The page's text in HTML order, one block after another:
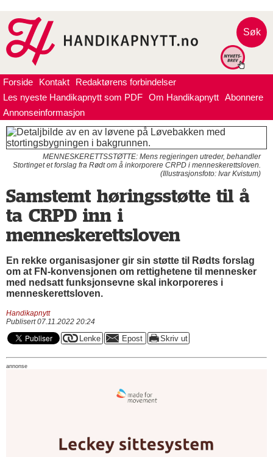
Søk
Forside Kontakt
Redaktørens forbindelser
Les nyeste Handikapnytt som PDF Om Handikapnytt Abonnere
Annonseinformasjon
MENNESKERETTSSTØTTE: Mens regjeringen utreder, behandler
Stortinget et forslag fra Rødt om å inkorporere CRPD i menneskerettsloven.
(Illustrasjonsfoto: Ivar Kvistum)
Samstemt høringsstøtte til å
ta CRPD inn i
menneskerettsloven
En rekke organisasjoner gir sin støtte til Rødts forslag
om at FN-konvensjonen om rettighetene til mennesker
med nedsatt funksjonsevne skal inkorporeres i
menneskerettsloven.
Handikapnytt
Publisert 07.11.2022 20:24
annonse